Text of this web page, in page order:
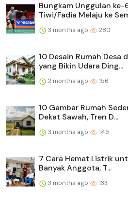
Bungkam Unggulan ke-
Tiwi/Fadia Melaju ke
3 months ago 280
10 Desain Rumah Desa
yang Bikin Udara Ding...
2 months ago 156
10 Gambar Rumah
Dekat Sawah, Tren D...
3 months ago 149
7 Cara Hemat Listrik
Banyak Anggota, T...
3 months ago 133